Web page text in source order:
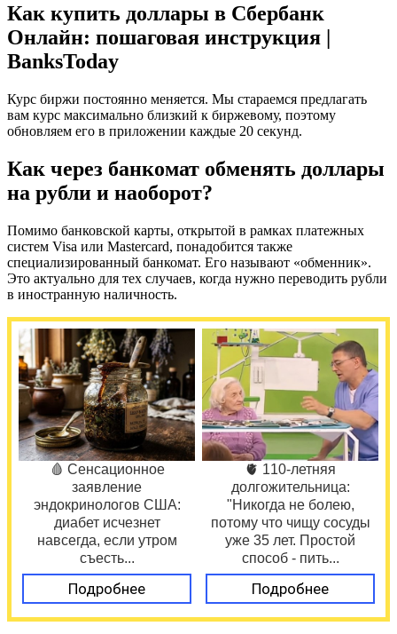
Как купить доллары в Сбербанк
Онлайн: пошаговая инструкция |
BanksToday
Курс биржи постоянно меняется. Мы стараемся предлагать
вам курс максимально близкий к биржевому, поэтому
обновляем его в приложении каждые 20 секунд.
Как через банкомат обменять доллары
на рубли и наоборот?
Помимо банковской карты, открытой в рамках платежных
систем Visa или Mastercard, понадобится также
специализированный банкомат. Его называют «обменник».
Это актуально для тех случаев, когда нужно переводить рубли
в иностранную наличность.
🩸 Сенсационное
заявление
эндокринологов США:
диабет исчезнет
навсегда, если утром
съесть...
Подробнее
🫀 110-летняя
долгожительница:
"Никогда не болею,
потому что чищу сосуды
уже 35 лет. Простой
способ - пить...
Подробнее